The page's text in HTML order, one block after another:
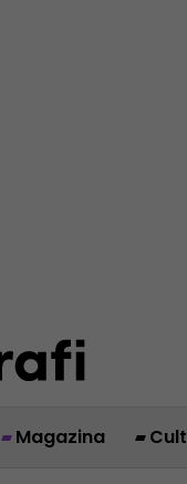
Magazina Cult